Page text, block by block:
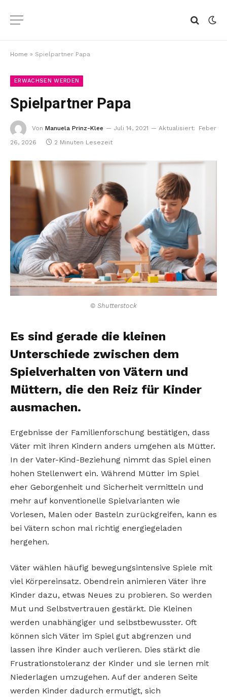
Home » Spielpartner Papa
ERWACHSEN WERDEN
Spielpartner Papa
Von Manuela Prinz-Klee Juli 14, 2021 Aktualisiert:
Feber
26, 2026
2 Minuten Lesezeit
© Shutterstock
Es sind gerade die kleinen
Unterschiede zwischen dem
Spielverhalten von Vätern und
Müttern, die den Reiz für Kinder
ausmachen.
Ergebnisse der Familienforschung bestätigen, dass
Väter mit ihren Kindern anders umgehen als Mütter.
In der Vater-Kind-Beziehung nimmt das Spiel einen
hohen Stellenwert ein. Während Mütter im Spiel
eher Geborgenheit und Sicherheit vermitteln und
mehr auf konventionelle Spielvarianten wie
Vorlesen, Malen oder Basteln zurückgreifen, kann es
bei Vätern schon mal richtig energiegeladen
hergehen.
Väter wählen häufig bewegungsintensive Spiele mit
viel Körpereinsatz. Obendrein animieren Väter ihre
Kinder dazu, etwas Neues zu probieren. So werden
Mut und Selbstvertrauen gestärkt. Die Kleinen
werden unabhängiger und selbstbewusster. Oft
können sich Väter im Spiel gut abgrenzen und
lassen ihre Kinder auch verlieren. Dies stärkt die
Frustrationstoleranz der Kinder und sie lernen mit
Niederlagen umzugehen. Auf der anderen Seite
werden Kinder dadurch ermutigt, sich